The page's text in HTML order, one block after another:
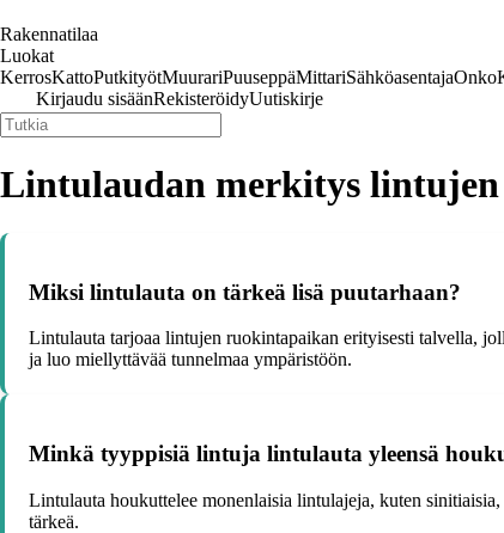
Rakennatilaa
Luokat
KerrosKattoPutkityötMuurariPuuseppäMittariSähköasentajaOnko
Kirjaudu sisäänRekisteröidyUutiskirje
Lintulaudan merkitys lintujen
Miksi lintulauta on tärkeä lisä puutarhaan?
Lintulauta tarjoaa lintujen ruokintapaikan erityisesti talvella,
ja luo miellyttävää tunnelmaa ympäristöön.
Minkä tyyppisiä lintuja lintulauta yleensä
Lintulauta houkuttelee monenlaisia lintulajeja, kuten
tärkeä.